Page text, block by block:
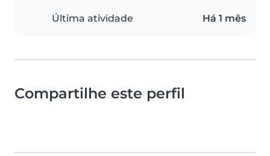
Última atividade Há 1 mês
Compartilhe este perfil